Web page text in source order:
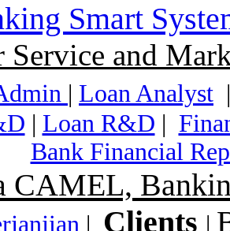
Smart
Service and
| Loan Analyst
| Loan R&D |
Bank Financial
CAMEL,
| Clients |